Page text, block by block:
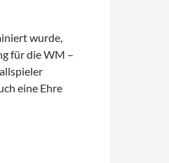
wurde,
für die WM –
eine Ehre